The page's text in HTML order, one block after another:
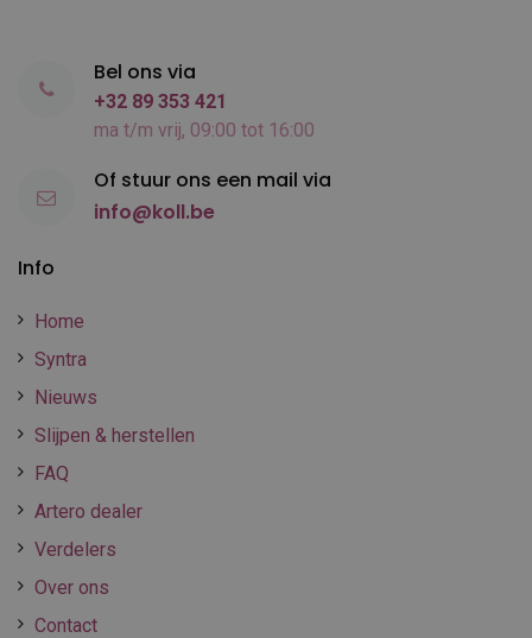
Info
Home
Syntra
Nieuws
Slijpen & herstellen
FAQ
Artero dealer
Verdelers
Over ons
Contact
Bel ons via
+32 89 353 421
ma t/m vrij, 09:00 tot 16:00
Of stuur ons een mail via
info@koll.be